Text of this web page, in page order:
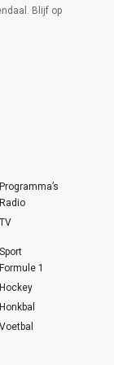
Blijf op
Programma’s
Radio
TV
Sport
Formule 1
Hockey
Honkbal
Voetbal